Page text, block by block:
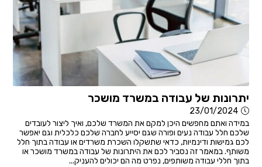
יתרונות של עבודה במשרד מושכר
23/01/2024
במידה ואתם מחפשים היכן למקם את המשרד שלכם, ואיך ליצור לעובדים
שלכם חלל עבודה נעים ופורה שגם יסייע לחברה שלכם כלכלית וגם יאפשר
לכם גמישות ודינמיות, כדאי שתשקלו השכרת משרדים או עבודה בתוך חלל
משותף. במאמר זה נסביר לכם את היתרונות של עבודה במשרד מושכר או
בתוך חללי עבודה משותפים, נפרט מה הם יכולים להעניק...